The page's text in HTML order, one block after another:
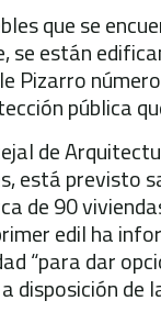
que se
se están
Pizarro
pública
de
está previsto
de 90
edil ha
“para dar
disposición de